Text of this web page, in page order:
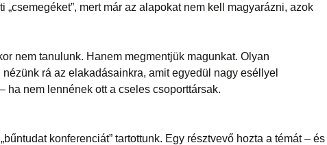
„csemegéket”, mert már az alapokat nem kell magyarázni, azok
nem tanulunk. Hanem megmentjük magunkat. Olyan
nézünk rá az elakadásainkra, amit egyedül nagy eséllyel
ha nem lennének ott a cseles csoporttársak.
konferenciát” tartottunk. Egy résztvevő hozta a témát – és